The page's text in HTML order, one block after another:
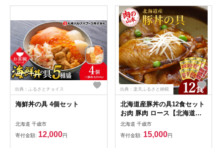
出典：ふるさとチョイス
海鮮丼の具 4個セット
北海道 千歳市
寄付金額: 12,000円
出典：楽天ふるさと納税
北海道産豚丼の具12食セット
お肉 豚肉 ロース【北海道千
歳市】ギフト ふるさと納税
北海道 千歳市
寄付金額: 15,000円